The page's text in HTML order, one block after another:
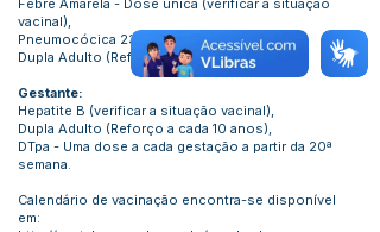
Febre Amarela - Dose única (verificar a situação
vacinal),
Pneumocócica 23V- reforço,
Dupla Adulto (Reforço a cada 10 anos).
Gestante:
Hepatite B (verificar a situação vacinal),
Dupla Adulto (Reforço a cada 10 anos),
DTpa - Uma dose a cada gestação a partir da 20ª
semana.
Calendário de vacinação encontra-se disponível
em: